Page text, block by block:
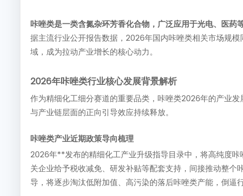
咔唑类是一类含氮杂环芳香化合物，广泛应用于光电、医药
据主流行业公开报告数据，2026年国内咔唑类相关市场规
域，成为拉动产业增长的核心动力。
2026年咔唑类行业核心发展背景解析
作为精细化工细分赛道的重要品类，咔唑类2026年的产业
与产业链层面的正向引导效应持续释放。
咔唑类产业近期政策导向梳理
2026年**发布的精细化工产业升级指导目录中，将高纯度
关企业给予税收减免、研发补贴等配套支持，间接推动整
导，将逐步淘汰低附加值、高污染的落后咔唑类产能，倒逼